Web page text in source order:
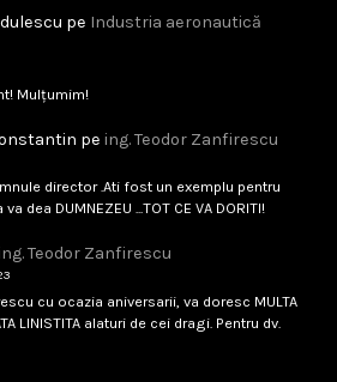
sau birocratic?
Citește
pe Industria aeronautică
Mulțumim!
pe ing. Teodor Zanfirescu
director .Ati fost un exemplu pentru
dea DUMNEZEU ...TOT CE VA DORITI!
Teodor Zanfirescu
cu ocazia aniversarii, va doresc MULTA
LINISTITA alaturi de cei dragi. Pentru dv.